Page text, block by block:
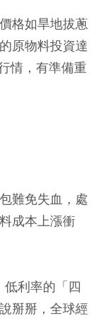
格如旱地拔蔥
原物料投資達
情，有準備重
難免失血，處
成本上漲衝
利率的「四
掰掰，全球經